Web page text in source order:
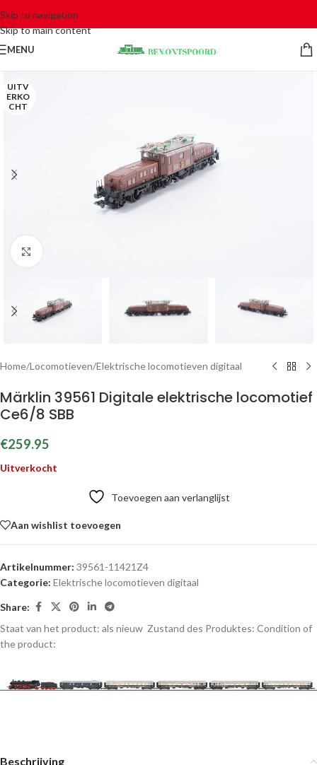
Skip to navigation
Skip to main content
MENU
UITV
ERKO
CHT
Home/Locomotieven/Elektrische locomotieven digitaal
Märklin 39561 Digitale elektrische locomotief
Ce6/8 SBB
€259.95
Uitverkocht
Toevoegen aan verlanglijst
Aan wishlist toevoegen
Artikelnummer: 39561-11421Z4
Categorie: Elektrische locomotieven digitaal
Share:
Staat van het product: als nieuw Zustand des Produktes: Condition of
the product:
Beschrijving